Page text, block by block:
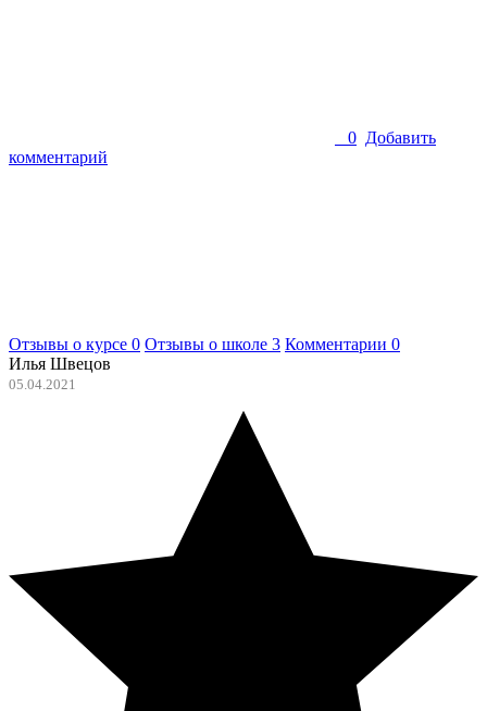
0 Добавить
комментарий
Отзывы о курсе 0 Отзывы о школе 3 Комментарии 0
Илья Швецов
05.04.2021